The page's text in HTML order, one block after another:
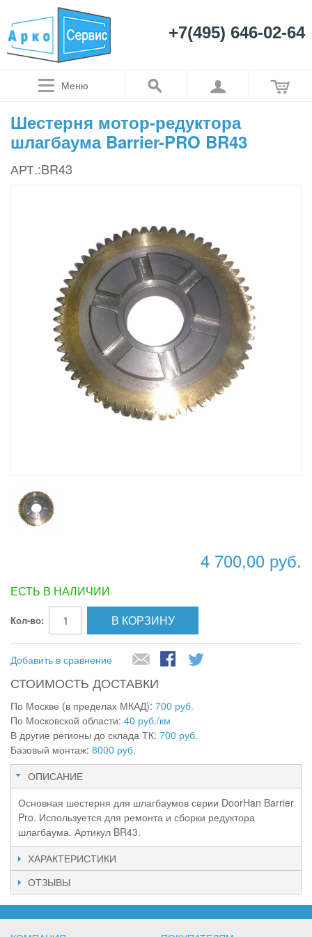
+7(495) 646-02-64
Меню
Шестерня мотор-редуктора
шлагбаума Barrier-PRO BR43
АРТ.:BR43
4 700,00 руб.
ЕСТЬ В НАЛИЧИИ
Кол-во: В КОРЗИНУ
Добавить в сравнение
СТОИМОСТЬ ДОСТАВКИ
По Москве (в пределах МКАД): 700 руб.
По Московской области: 40 руб./км
В другие регионы до склада ТК: 700 руб.
Базовый монтаж: 8000 руб.
ОПИСАНИЕ
Основная шестерня для шлагбаумов серии DoorHan Barrier
Pro. Используется для ремонта и сборки редуктора
шлагбаума. Артикул BR43.
ХАРАКТЕРИСТИКИ
ОТЗЫВЫ